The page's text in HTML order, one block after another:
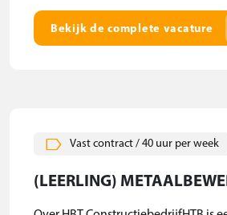
Bekijk de complete vacature
Vast contract / 40 uur per week
(LEERLING)